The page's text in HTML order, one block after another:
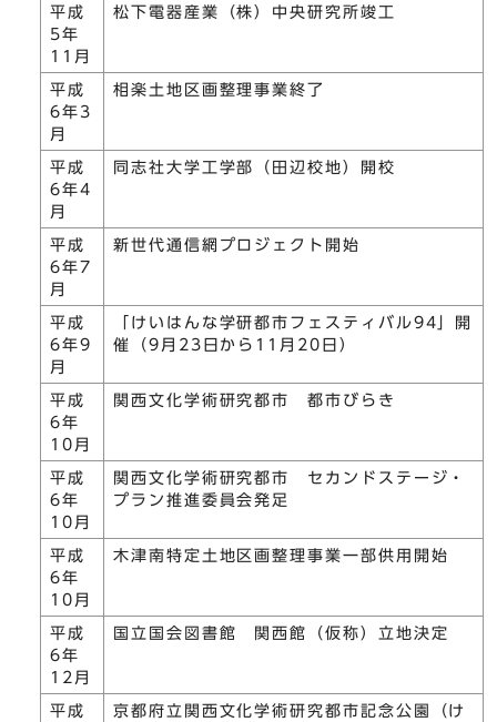
平成
5年
11月
松下電器産業（株）中央研究所竣工
平成
6年3
月
相楽土地区画整理事業終了
平成
6年4
月
同志社大学工学部（田辺校地）開校
平成
6年7
月
新世代通信網プロジェクト開始
平成
6年9
月
「けいはんな学研都市フェスティバル94」開
催（9月23日から11月20日）
平成
6年
10月
関西文化学術研究都市 都市びらき
平成
6年
10月
関西文化学術研究都市 セカンドステージ・
プラン推進委員会発足
平成
6年
10月
木津南特定土地区画整理事業一部供用開始
平成
6年
12月
国立国会図書館 関西館（仮称）立地決定
平成
京都府立関西文化学術研究都市記念公園（け